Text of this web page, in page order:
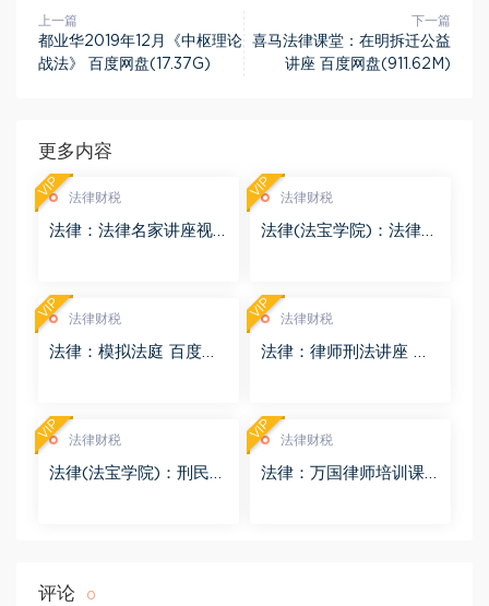
上一篇
都业华2019年12月《中枢理论
战法》 百度网盘(17.37G)
下一篇
喜马法律课堂：在明拆迁公益
讲座 百度网盘(911.62M)
更多内容
法律财税
法律：法律名家讲座视
VIP 法律财税
法律(法宝学院)：法律信
VIP
法律财税
法律：模拟法庭 百度网
VIP 法律财税
法律：律师刑法讲座 百
VIP
法律财税
法律(法宝学院)：刑民交
VIP 法律财税
法律：万国律师培训课
VIP
评论 0